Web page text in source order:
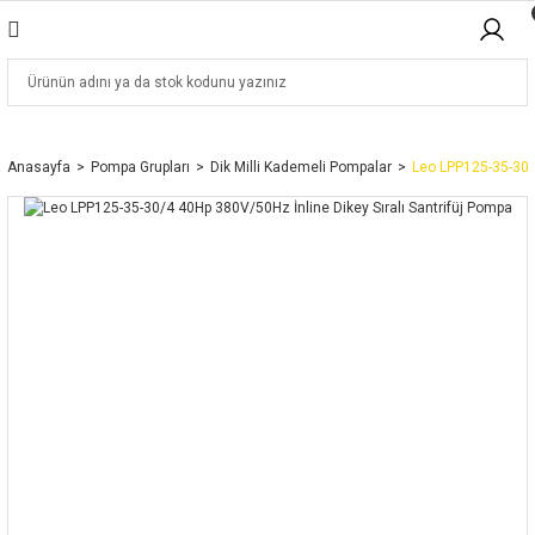
Anasayfa Pompa Grupları Dik Milli Kademeli Pompalar Leo LPP125-35-